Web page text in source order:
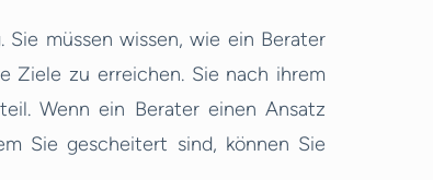
müssen wissen, wie ein Berater
Ziele zu erreichen. Sie nach ihrem
Wenn ein Berater einen Ansatz
Sie gescheitert sind, können Sie